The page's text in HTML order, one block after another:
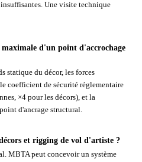
Une visite technique
maximale d'un point d'accrochage
statique du décor, les forces
coefficient de sécurité réglementaire
×4 pour les décors), et la
d'ancrage structural.
et rigging de vol d'artiste ?
MBTA peut concevoir un système